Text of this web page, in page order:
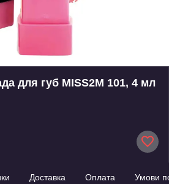
для губ MISS2M 101, 4 мл
Доставка Оплата Умови